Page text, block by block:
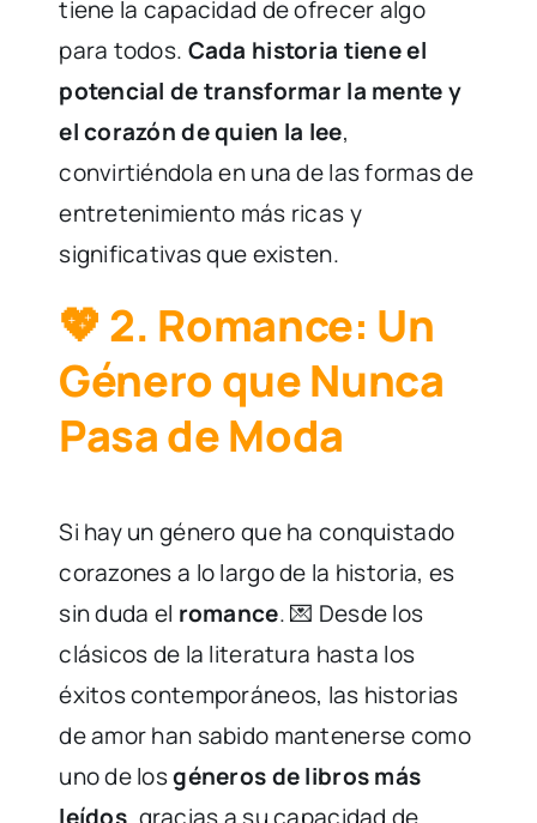
tiene la capacidad de ofrecer algo
para todos. Cada historia tiene el
potencial de transformar la mente y
el corazón de quien la lee,
convirtiéndola en una de las formas de
entretenimiento más ricas y
significativas que existen.
💖 2. Romance: Un
Género que Nunca
Pasa de Moda
Si hay un género que ha conquistado
corazones a lo largo de la historia, es
sin duda el romance. 💌 Desde los
clásicos de la literatura hasta los
éxitos contemporáneos, las historias
de amor han sabido mantenerse como
uno de losgéneros de libros más
leídos, gracias a su capacidad de